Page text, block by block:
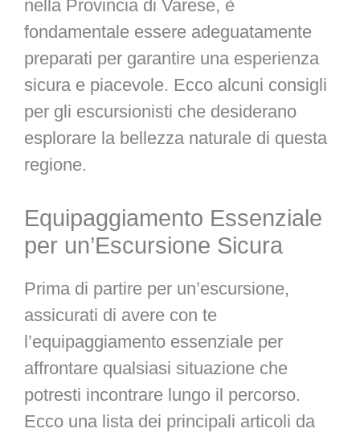
nella Provincia di Varese, è
fondamentale essere adeguatamente
preparati per garantire una esperienza
sicura e piacevole. Ecco alcuni consigli
per gli escursionisti che desiderano
esplorare la bellezza naturale di questa
regione.
Equipaggiamento Essenziale
per un’Escursione Sicura
Prima di partire per un’escursione,
assicurati di avere con te
l’equipaggiamento essenziale per
affrontare qualsiasi situazione che
potresti incontrare lungo il percorso.
Ecco una lista dei principali articoli da